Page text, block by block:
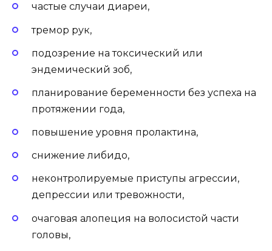
частые случаи диареи,
тремор рук,
подозрение на токсический или
эндемический зоб,
планирование беременности без успеха на
протяжении года,
повышение уровня пролактина,
снижение либидо,
неконтролируемые приступы агрессии,
депрессии или тревожности,
очаговая алопеция на волосистой части
головы,